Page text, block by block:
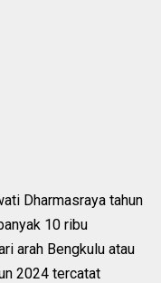
Dharmasraya tahun
10 ribu
arah Bengkulu atau
2024 tercatat